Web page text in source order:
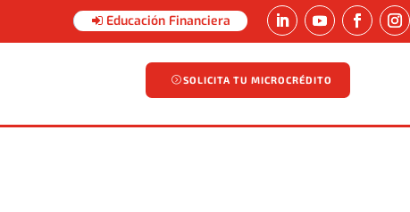
Educación Financiera
SOLICITA TU MICROCRÉDITO
SOLICITA TU MICROCRÉDITO